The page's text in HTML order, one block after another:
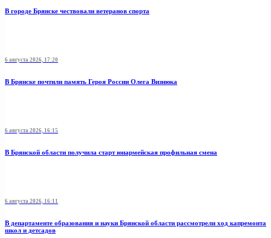
В городе Брянске чествовали ветеранов спорта
6 августа 2026, 17:20
В Брянске почтили память Героя России Олега Визнюка
6 августа 2026, 16:15
В Брянской области получила старт юнармейская профильная смена
6 августа 2026, 16:11
В департаменте образования и науки Брянской области рассмотрели ход капремонта
школ и детсадов